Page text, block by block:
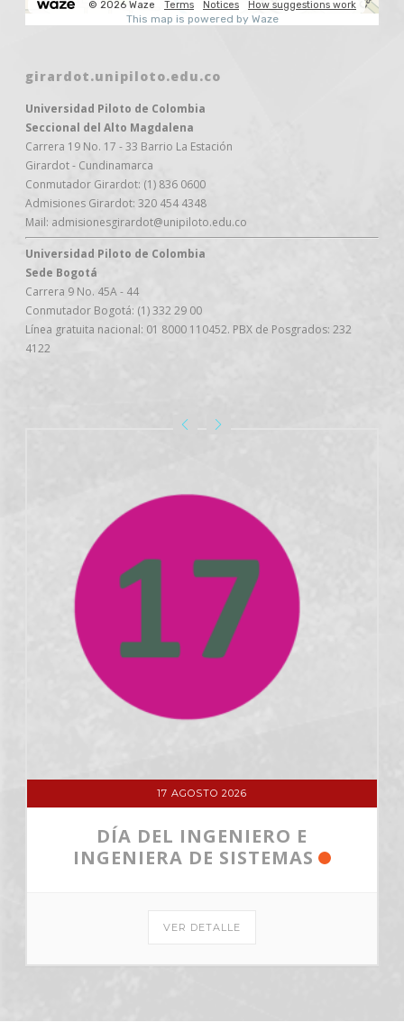
girardot.unipiloto.edu.co
Universidad Piloto de Colombia
Seccional del Alto Magdalena
Carrera 19 No. 17 - 33 Barrio La Estación
Girardot - Cundinamarca
Conmutador Girardot: (1) 836 0600
Admisiones Girardot: 320 454 4348
Mail: admisionesgirardot@unipiloto.edu.co
Universidad Piloto de Colombia
Sede Bogotá
Carrera 9 No. 45A - 44
Conmutador Bogotá: (1) 332 29 00
Línea gratuita nacional: 01 8000 110452. PBX de Posgrados: 232
4122
17 AGOSTO 2026
DÍA DEL INGENIERO E
INGENIERA DE SISTEMAS
VER DETALLE